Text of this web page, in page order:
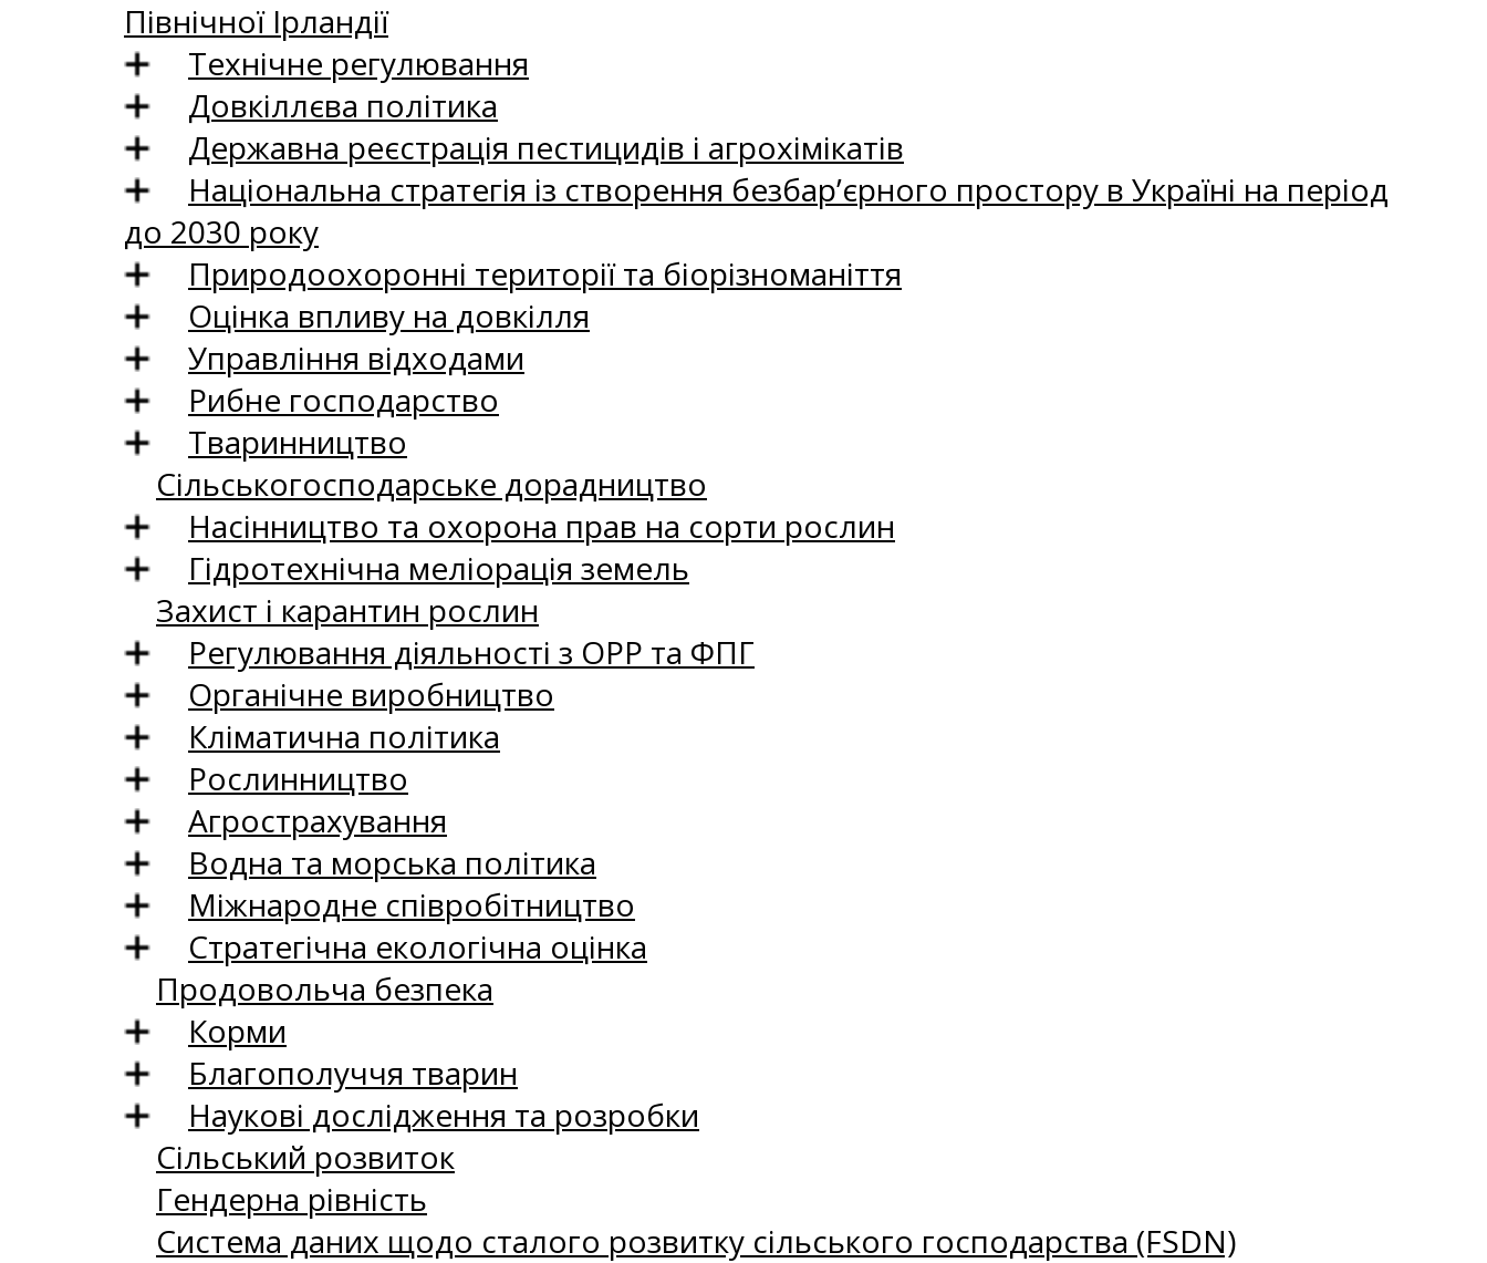
Північної Ірландії
Технічне регулювання
Довкіллєва політика
Державна реєстрація пестицидів і агрохімікатів
Національна стратегія із створення безбар’єрного простору в Україні на період
до 2030 року
Природоохоронні території та біорізноманіття
Оцінка впливу на довкілля
Управління відходами
Рибне господарство
Тваринництво
Сільськогосподарське дорадництво
Насінництво та охорона прав на сорти рослин
Гідротехнічна меліорація земель
Захист і карантин рослин
Регулювання діяльності з ОРР та ФПГ
Органічне виробництво
Кліматична політика
Рослинництво
Агрострахування
Водна та морська політика
Міжнародне співробітництво
Стратегічна екологічна оцінка
Продовольча безпека
Корми
Благополуччя тварин
Наукові дослідження та розробки
Сільський розвиток
Гендерна рівність
Система даних щодо сталого розвитку сільського господарства (FSDN)